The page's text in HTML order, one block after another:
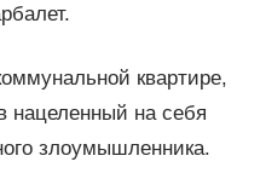
квартире,
нацеленный на себя
злоумышленника.